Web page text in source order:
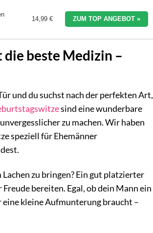
14,99 € ZUM TOP ANGEBOT »
beste Medizin –
und du suchst nach der perfekten Art,
sind eine wunderbare
zu machen. Wir haben
speziell für Ehemänner
zu bringen? Ein gut platzierter
bereiten. Egal, ob dein Mann ein
eine kleine Aufmunterung braucht –